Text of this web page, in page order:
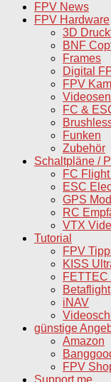
FPV News
FPV Hardware
3D
BNF
Frames
Digital
FPV
FC &
Funken
Zubehör
Schaltpläne /
FC
ESC
GPS
RC
VTX
Tutorial
FPV
KISS
FETTEC
Betaflight
iNAV
günstige
Amazon
FPV
Support me